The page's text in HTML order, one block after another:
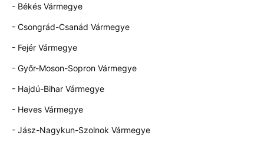
- Békés Vármegye
- Csongrád-Csanád Vármegye
- Fejér Vármegye
- Győr-Moson-Sopron Vármegye
- Hajdú-Bihar Vármegye
- Heves Vármegye
- Jász-Nagykun-Szolnok Vármegye